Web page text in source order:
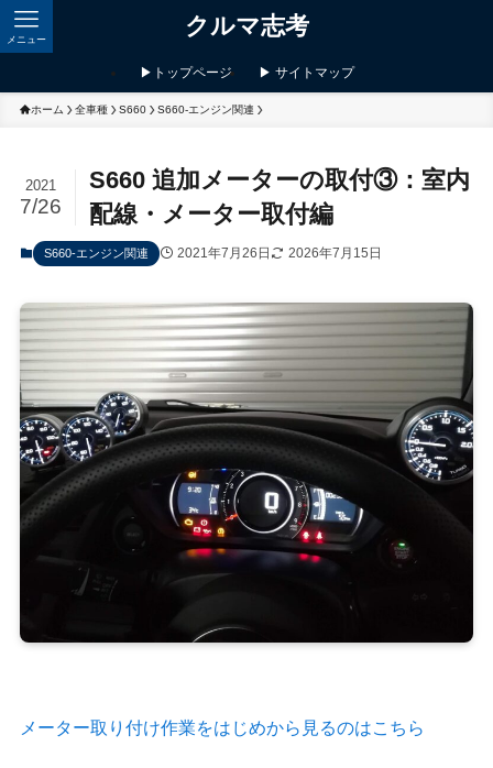
クルマ志考
メニュー
▶トップページ ▶ サイトマップ
ホーム 全車種 S660 S660-エンジン関連
S660 追加メーターの取付③：室内
配線・メーター取付編
2021
7/26
S660-エンジン関連 2021年7月26日 2026年7月15日
メーター取り付け作業をはじめから見るのはこちら